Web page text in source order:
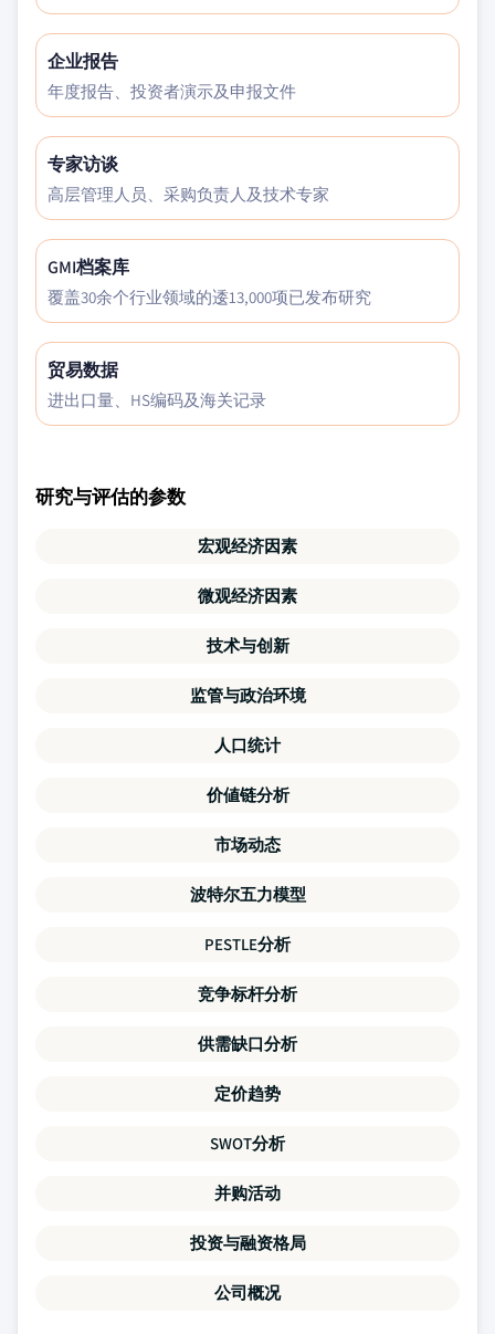
企业报告
年度报告、投资者演示及申报文件
专家访谈
高层管理人员、采购负责人及技术专家
GMI档案库
覆盖30余个行业领域的逶13,000项已发布研究
贸易数据
进出口量、HS编码及海关记录
研究与评估的参数
宏观经济因素
微观经济因素
技术与创新
监管与政治环境
人口统计
价値链分析
市场动态
波特尔五力模型
PESTLE分析
竞争标杆分析
供需缺口分析
定价趋势
SWOT分析
并购活动
投资与融资格局
公司概况